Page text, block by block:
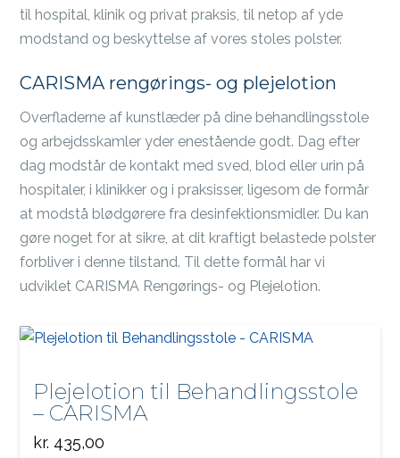
til hospital, klinik og privat praksis, til netop af yde
modstand og beskyttelse af vores stoles polster.
CARISMA rengørings- og plejelotion
Overfladerne af kunstlæder på dine behandlingsstole
og arbejdsskamler yder enestående godt. Dag efter
dag modstår de kontakt med sved, blod eller urin på
hospitaler, i klinikker og i praksisser, ligesom de formår
at modstå blødgørere fra desinfektionsmidler. Du kan
gøre noget for at sikre, at dit kraftigt belastede polster
forbliver i denne tilstand. Til dette formål har vi
udviklet CARISMA Rengørings- og Plejelotion.
Plejelotion til Behandlingsstole
– CARISMA
kr. 435,00